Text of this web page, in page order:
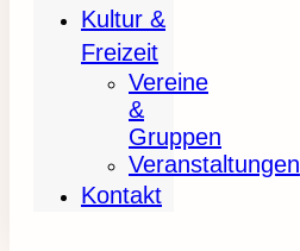
Kultur &
Freizeit
Vereine
&
Gruppen
Veranstaltungen
Kontakt